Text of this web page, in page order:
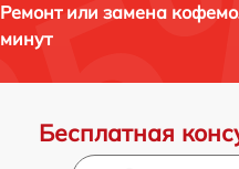
Ремонт или замена
минут
Бесплатная